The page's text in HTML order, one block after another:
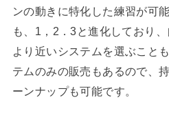
ンの動きに特化した練習が可
も、1，2．3と進化しており
より近いシステムを選ぶこと
テムのみの販売もあるので、
ーンナップも可能です。